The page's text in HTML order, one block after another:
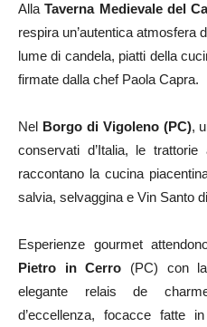
AllaTaverna Medievale del
respira un’autentica atmosfera
lume di candela, piatti della
firmate dalla chef Paola Capra.
Nel Borgo di Vigoleno (PC),
conservati d’Italia, le trattorie
raccontano la cucina
salvia, selvaggina e Vin Santo
Esperienze gourmet
Pietro in Cerro (PC) con
elegante relais de
d’eccellenza, focacce fatte